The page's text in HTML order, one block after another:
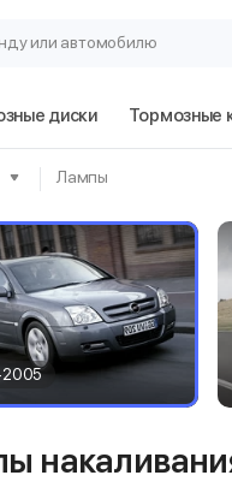
или автомобилю
диски Тормозные
Лампы